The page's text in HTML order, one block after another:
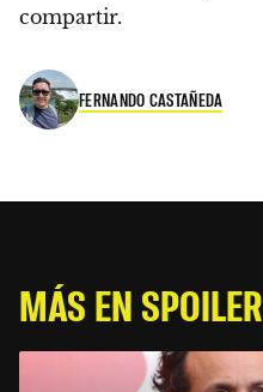
compartir.
FERNANDO CASTAÑEDA
MÁS EN SPOILER